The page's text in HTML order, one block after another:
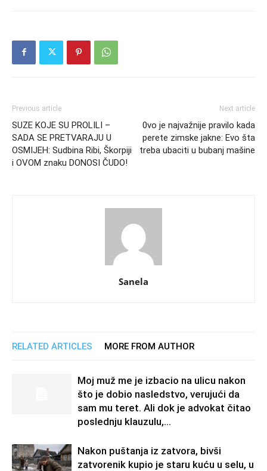
Previous article
SUZE KOJE SU PROLILI –
SADA SE PRETVARAJU U
OSMIJEH: Sudbina Ribi, Škorpiji
i OVOM znaku DONOSI ČUDO!
Next article
0vo je najvažnije pravilo kada
perete zimske jakne: Evo šta
treba ubaciti u bubanj mašine
Sanela
RELATED ARTICLES MORE FROM AUTHOR
Moj muž me je izbacio na ulicu nakon
što je dobio nasledstvo, verujući da
sam mu teret. Ali dok je advokat čitao
poslednju klauzulu,...
Nakon puštanja iz zatvora, bivši
zatvorenik kupio je staru kuću u selu, u